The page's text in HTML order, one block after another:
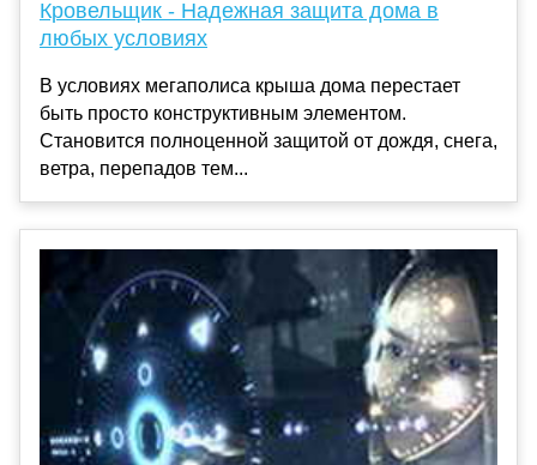
Кровельщик - Надежная защита дома в
любых условиях
В условиях мегаполиса крыша дома перестает
быть просто конструктивным элементом.
Становится полноценной защитой от дождя, снега,
ветра, перепадов тем...